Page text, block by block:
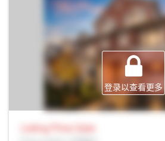
登录以查看更多
Listing Price Sale